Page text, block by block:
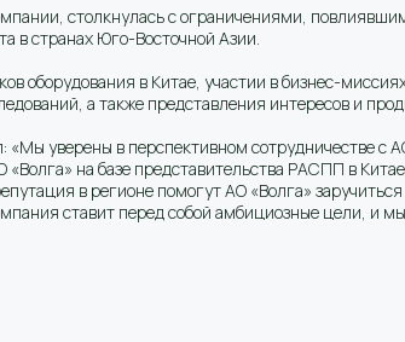
столкнулась с ограничениями,
в странах Юго-Восточной Азии.
оборудования в Китае, участии в бизнес-
а также представления интересов и
уверены в перспективном сотрудничестве с
на базе представительства РАСПП в
в регионе помогут АО «Волга»
ставит перед собой амбициозные цели, и